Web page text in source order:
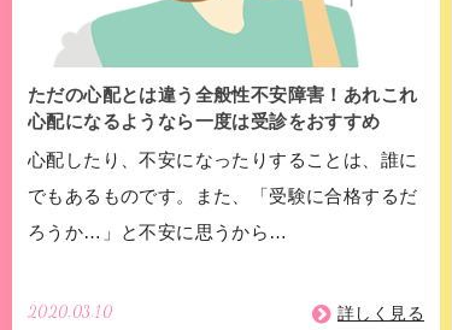
ただの心配とは違う全般性不安障害！あれこれ
心配になるようなら一度は受診をおすすめ
心配したり、不安になったりすることは、誰に
でもあるものです。また、「受験に合格するだ
ろうか…」と不安に思うから…
2020.03.10 詳しく見る